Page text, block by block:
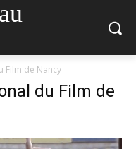
Film de Nancy
du Film de